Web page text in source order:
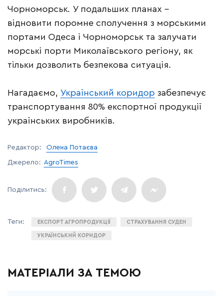
Чорноморськ. У подальших планах –
відновити поромне сполучення з морськими
портами Одеса і Чорноморськ та залучати
морські порти Миколаївського регіону, як
тільки дозволить безпекова ситуація.
Нагадаємо, Український коридор забезпечує
транспортування 80% експортної продукції
українських виробників.
Редактор: Олена Потаєва
Джерело: AgroTimes
ЕКСПОРТ АГРОПРОДУКЦІЇ СТРАХУВАННЯ СУДЕН
УКРАЇНСЬКИЙ КОРИДОР
МАТЕРІАЛИ ЗА ТЕМОЮ